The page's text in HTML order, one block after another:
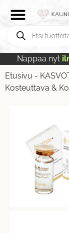
Nappaa nyt
Etusivu -
Kosteuttava &